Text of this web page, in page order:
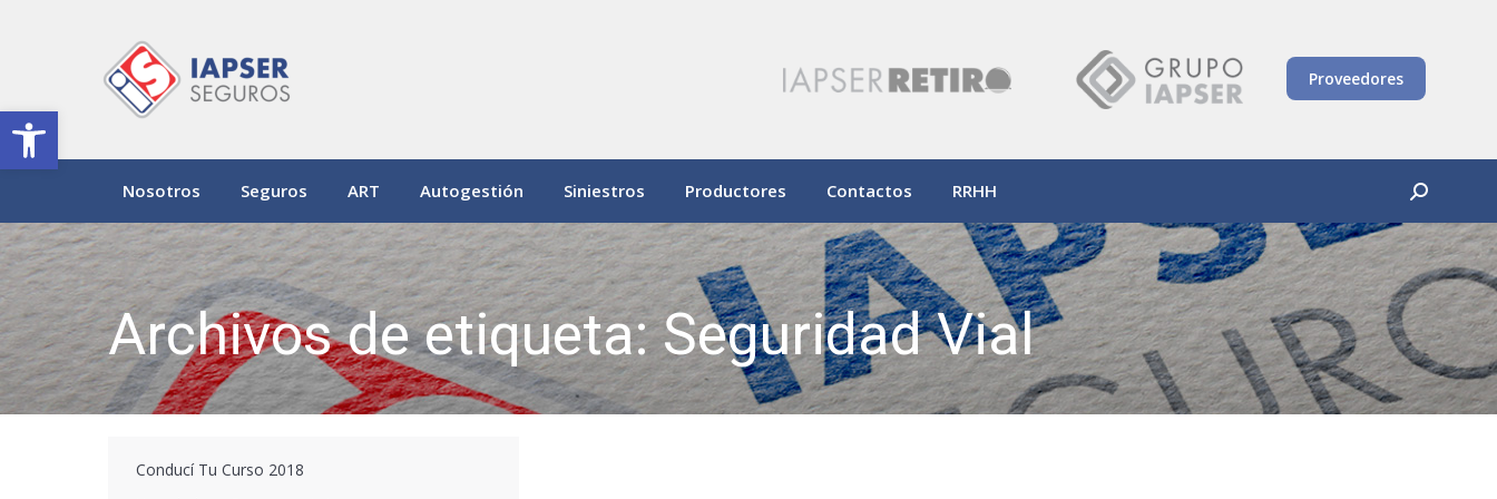
Abrir barra de herramientas
Proveedores
Nosotros Seguros ART Autogestión Siniestros Productores Contactos RRHH Buscar:
Archivos de etiqueta:Seguridad Vial
Conducí Tu Curso 2018